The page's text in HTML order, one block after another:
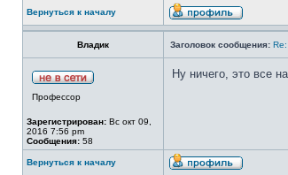
Вернуться к началу
Владик Заголовок сообщения:
Профессор
Зарегистрирован: Вс окт 09,
2016 7:56 pm
Сообщения: 58
Ну ничего, это все
Вернуться к началу